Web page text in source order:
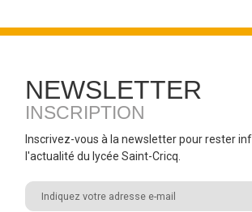
NEWSLETTER
INSCRIPTION
Inscrivez-vous à la newsletter pour rester
l'actualité du lycée Saint-Cricq.